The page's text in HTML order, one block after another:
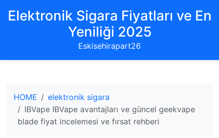
Elektronik Sigara Fiyatları ve En
Yeniliği 2025
Eskisehirapart26
HOME
elektronik sigara
IBVape IBVape avantajları ve güncel geekvape
blade fiyat incelemesi ve fırsat rehberi